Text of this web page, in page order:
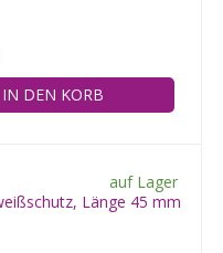
auf Lager